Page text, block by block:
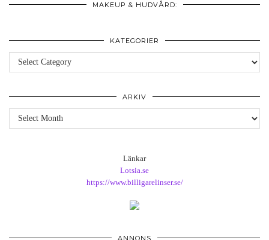
MAKEUP & HUDVÅRD:
KATEGORIER
Kategorier
ARKIV
Arkiv
Länkar
Lotsia.se
https://www.billigarelinser.se/
ANNONS